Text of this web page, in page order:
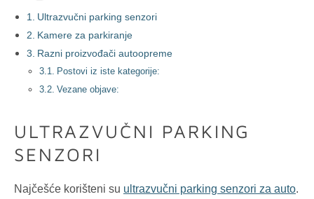
Ultrazvučni parking senzori
Kamere za parkiranje
Razni proizvođači autoopreme
Postovi iz iste kategorije:
Vezane objave:
ULTRAZVUČNI PARKING
SENZORI
Najčešće korišteni su ultrazvučni parking senzori za auto.